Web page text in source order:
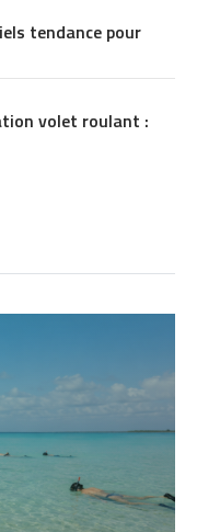
tendance pour
volet roulant :